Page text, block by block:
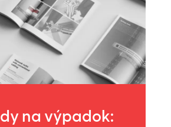
na výpadok: